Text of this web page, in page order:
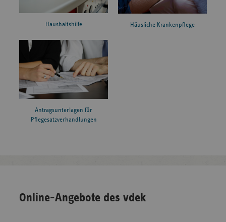
Haushaltshilfe Häusliche Krankenpflege
Antragsunterlagen für
Pflegesatzverhandlungen
Online-Angebote des vdek